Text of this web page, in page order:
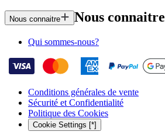
Nous connaitre Nous connaitre
Qui sommes-nous?
Conditions générales de vente
Sécurité et Confidentialité
Politique des Cookies
Cookie Settings [*]